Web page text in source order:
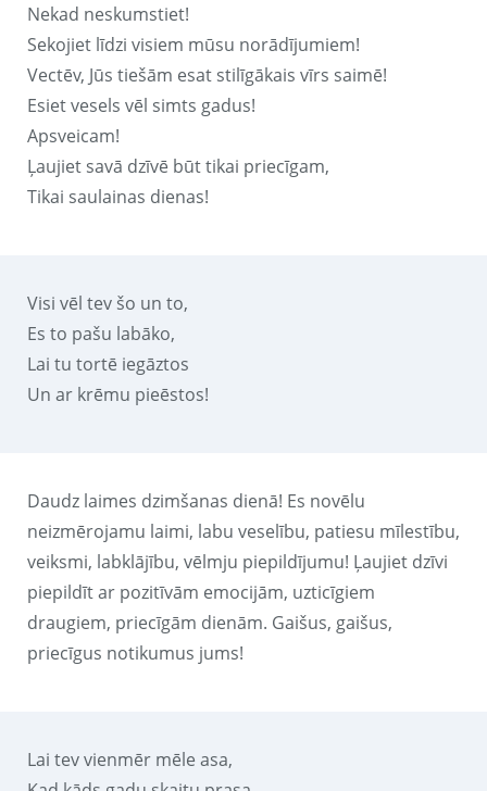
Nekad neskumstiet!
Sekojiet līdzi visiem mūsu norādījumiem!
Vectēv, Jūs tiešām esat stilīgākais vīrs saimē!
Esiet vesels vēl simts gadus!
Apsveicam!
Ļaujiet savā dzīvē būt tikai priecīgam,
Tikai saulainas dienas!
Visi vēl tev šo un to,
Es to pašu labāko,
Lai tu tortē iegāztos
Un ar krēmu pieēstos!
Daudz laimes dzimšanas dienā! Es novēlu
neizmērojamu laimi, labu veselību, patiesu mīlestību,
veiksmi, labklājību, vēlmju piepildījumu! Ļaujiet dzīvi
piepildīt ar pozitīvām emocijām, uzticīgiem
draugiem, priecīgām dienām. Gaišus, gaišus,
priecīgus notikumus jums!
Lai tev vienmēr mēle asa,